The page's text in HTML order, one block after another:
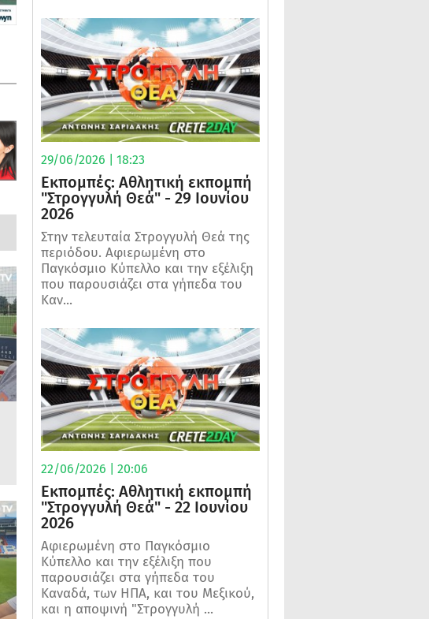
29/06/2026 | 18:23
Εκπομπές: Αθλητική εκπομπή
"Στρογγυλή Θεά" - 29 Ιουνίου
2026
Στην τελευταία Στρογγυλή Θεά της
περιόδου. Αφιερωμένη στο
Παγκόσμιο Κύπελλο και την εξέλιξη
που παρουσιάζει στα γήπεδα του
Καν...
22/06/2026 | 20:06
Εκπομπές: Αθλητική εκπομπή
"Στρογγυλή Θεά" - 22 Ιουνίου
2026
Αφιερωμένη στο Παγκόσμιο
Κύπελλο και την εξέλιξη που
παρουσιάζει στα γήπεδα του
Καναδά, των ΗΠΑ, και του Μεξικού,
και η αποψινή "Στρογγυλή ...